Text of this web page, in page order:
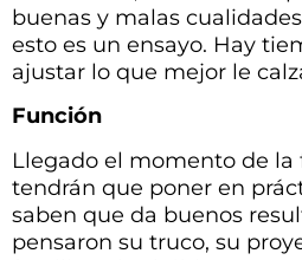
buenas y malas
esto es un ensayo. Hay
ajustar lo que mejor le
Función
Llegado el momento de la
tendrán que poner en
saben que da buenos
pensaron su truco, su